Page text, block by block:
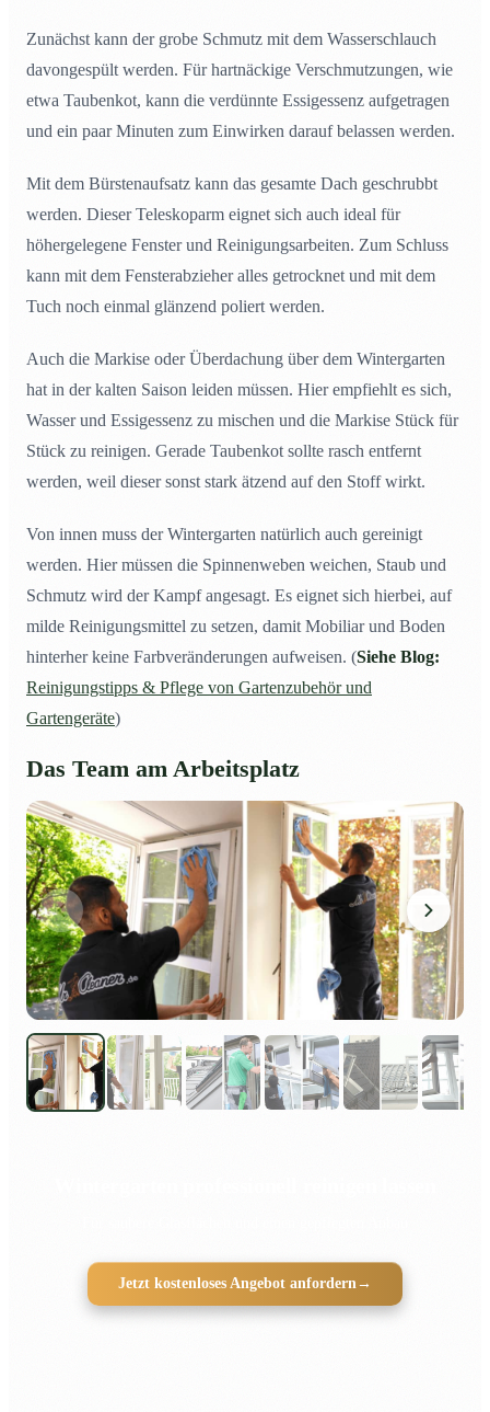
Zunächst kann der grobe Schmutz mit dem Wasserschlauch
davongespült werden. Für hartnäckige Verschmutzungen, wie
etwa Taubenkot, kann die verdünnte Essigessenz aufgetragen
und ein paar Minuten zum Einwirken darauf belassen werden.
Mit dem Bürstenaufsatz kann das gesamte Dach geschrubbt
werden. Dieser Teleskoparm eignet sich auch ideal für
höhergelegene Fenster und Reinigungsarbeiten. Zum Schluss
kann mit dem Fensterabzieher alles getrocknet und mit dem
Tuch noch einmal glänzend poliert werden.
Auch die Markise oder Überdachung über dem Wintergarten
hat in der kalten Saison leiden müssen. Hier empfiehlt es sich,
Wasser und Essigessenz zu mischen und die Markise Stück für
Stück zu reinigen. Gerade Taubenkot sollte rasch entfernt
werden, weil dieser sonst stark ätzend auf den Stoff wirkt.
Von innen muss der Wintergarten natürlich auch gereinigt
werden. Hier müssen die Spinnenweben weichen, Staub und
Schmutz wird der Kampf angesagt. Es eignet sich hierbei, auf
milde Reinigungsmittel zu setzen, damit Mobiliar und Boden
hinterher keine Farbveränderungen aufweisen. (Siehe Blog:
Reinigungstipps & Pflege von Gartenzubehör und
Gartengeräte)
Das Team am Arbeitsplatz
Jetzt kostenloses Angebot anfordern→